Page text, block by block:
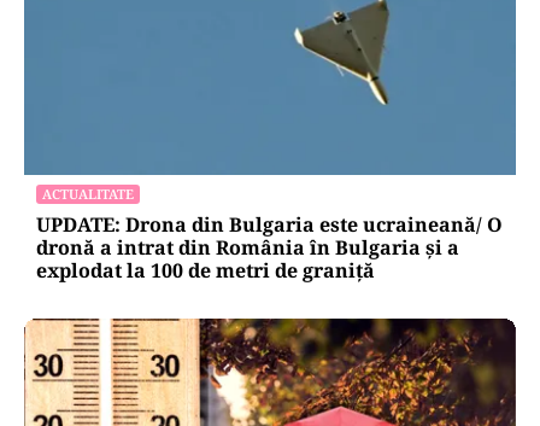
ACTUALITATE
UPDATE: Drona din Bulgaria este ucraineană/ O
dronă a intrat din România în Bulgaria şi a
explodat la 100 de metri de graniţă